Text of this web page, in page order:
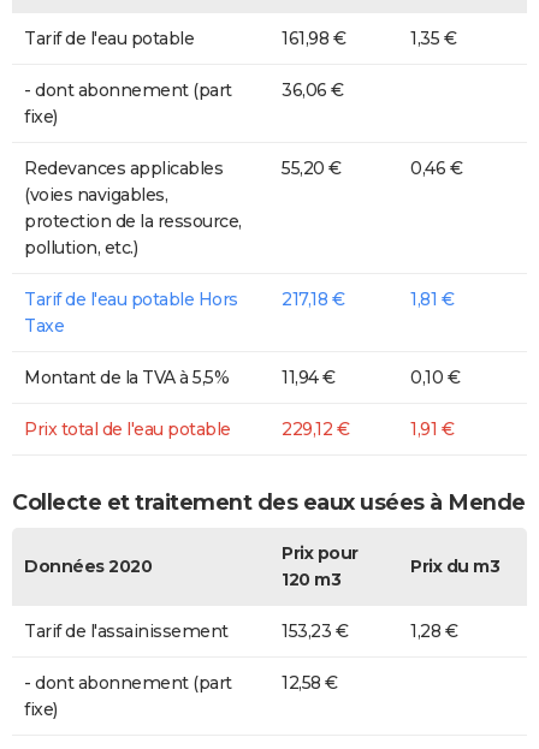
Tarif de l'eau potable 161,98 € 1,35 €
- dont abonnement (part
fixe)
36,06 €
Redevances applicables
(voies navigables,
protection de la ressource,
pollution, etc.)
55,20 € 0,46 €
Tarif de l'eau potable Hors
Taxe
217,18 € 1,81 €
Montant de la TVA à 5,5% 11,94 € 0,10 €
Prix total de l'eau potable 229,12 € 1,91 €
Collecte et traitement des eaux usées à Mende
Données 2020
Prix pour
120 m3
Prix du m3
Tarif de l'assainissement 153,23 € 1,28 €
- dont abonnement (part
fixe)
12,58 €